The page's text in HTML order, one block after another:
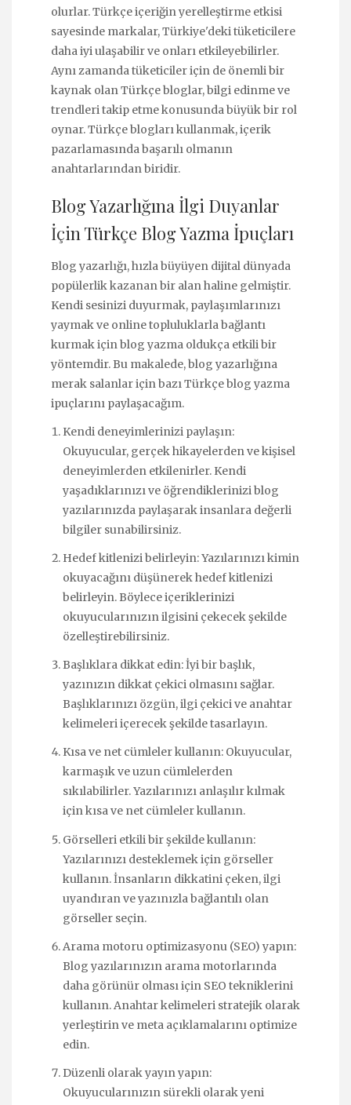
olurlar. Türkçe içeriğin yerelleştirme etkisi
sayesinde markalar, Türkiye'deki tüketicilere
daha iyi ulaşabilir ve onları etkileyebilirler.
Aynı zamanda tüketiciler için de önemli bir
kaynak olan Türkçe bloglar, bilgi edinme ve
trendleri takip etme konusunda büyük bir rol
oynar. Türkçe blogları kullanmak, içerik
pazarlamasında başarılı olmanın
anahtarlarından biridir.
Blog Yazarlığına İlgi Duyanlar
İçin Türkçe Blog Yazma İpuçları
Blog yazarlığı, hızla büyüyen dijital dünyada
popülerlik kazanan bir alan haline gelmiştir.
Kendi sesinizi duyurmak, paylaşımlarınızı
yaymak ve online topluluklarla bağlantı
kurmak için blog yazma oldukça etkili bir
yöntemdir. Bu makalede, blog yazarlığına
merak salanlar için bazı Türkçe blog yazma
ipuçlarını paylaşacağım.
Kendi deneyimlerinizi paylaşın:
Okuyucular, gerçek hikayelerden ve kişisel
deneyimlerden etkilenirler. Kendi
yaşadıklarınızı ve öğrendiklerinizi blog
yazılarınızda paylaşarak insanlara değerli
bilgiler sunabilirsiniz.
Hedef kitlenizi belirleyin: Yazılarınızı kimin
okuyacağını düşünerek hedef kitlenizi
belirleyin. Böylece içeriklerinizi
okuyucularınızın ilgisini çekecek şekilde
özelleştirebilirsiniz.
Başlıklara dikkat edin: İyi bir başlık,
yazınızın dikkat çekici olmasını sağlar.
Başlıklarınızı özgün, ilgi çekici ve anahtar
kelimeleri içerecek şekilde tasarlayın.
Kısa ve net cümleler kullanın: Okuyucular,
karmaşık ve uzun cümlelerden
sıkılabilirler. Yazılarınızı anlaşılır kılmak
için kısa ve net cümleler kullanın.
Görselleri etkili bir şekilde kullanın:
Yazılarınızı desteklemek için görseller
kullanın. İnsanların dikkatini çeken, ilgi
uyandıran ve yazınızla bağlantılı olan
görseller seçin.
Arama motoru optimizasyonu (SEO) yapın:
Blog yazılarınızın arama motorlarında
daha görünür olması için SEO tekniklerini
kullanın. Anahtar kelimeleri stratejik olarak
yerleştirin ve meta açıklamalarını optimize
edin.
Düzenli olarak yayın yapın:
Okuyucularınızın sürekli olarak yeni